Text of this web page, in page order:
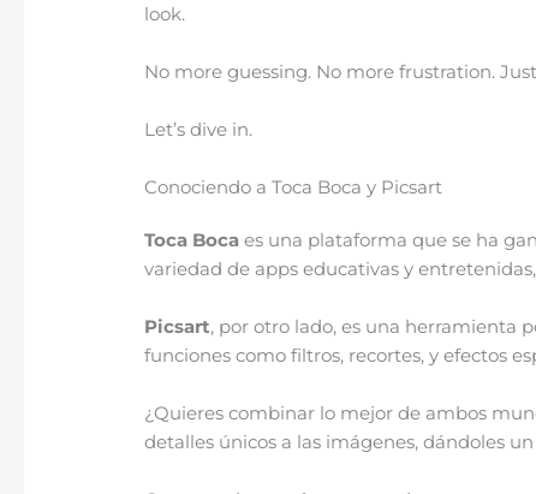
look.
No more guessing. No more frustration.
Let’s dive in.
Conociendo a Toca Boca y Picsart
Toca Boca es una plataforma que se ha
variedad de apps educativas y
Picsart, por otro lado, es una herramienta
funciones como filtros, recortes, y efectos
¿Quieres combinar lo mejor de ambos
detalles únicos a las imágenes, dándoles